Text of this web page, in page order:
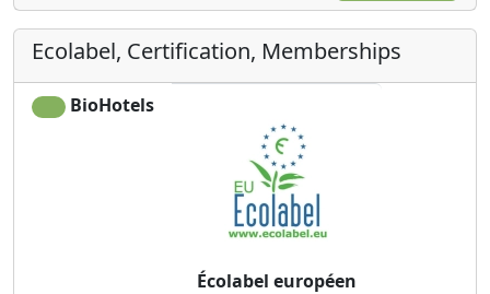
Ecolabel, Certification, Memberships
BioHotels
Écolabel européen